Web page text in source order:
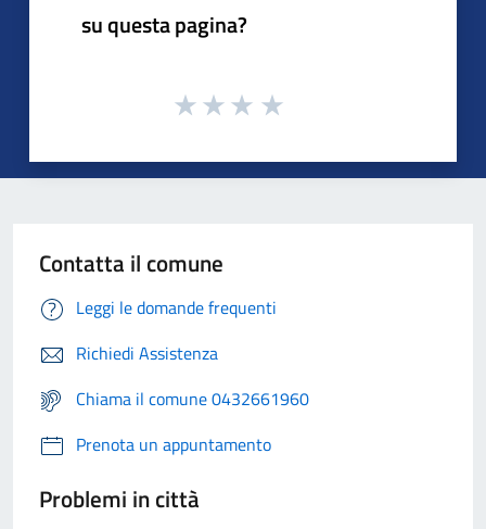
su questa pagina?
Contatta il comune
Leggi le domande frequenti
Richiedi Assistenza
Chiama il comune 0432661960
Prenota un appuntamento
Problemi in città